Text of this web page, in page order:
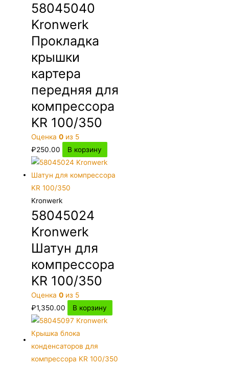
58045040
Kronwerk
Прокладка
крышки
картера
передняя для
компрессора
KR 100/350
Оценка0 из 5
₽250.00 В корзину
Kronwerk
58045024
Kronwerk
Шатун для
компрессора
KR 100/350
Оценка0 из 5
₽1,350.00 В корзину